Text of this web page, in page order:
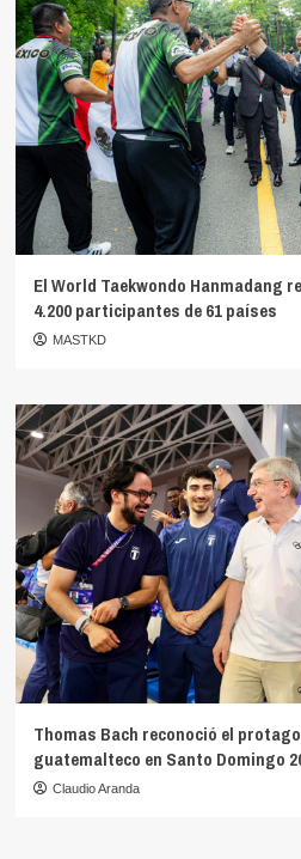
El World Taekwondo Hanmadang
4.200 participantes de 61 países
MASTKD
Thomas Bach reconoció el
guatemalteco en Santo Domingo
Claudio Aranda